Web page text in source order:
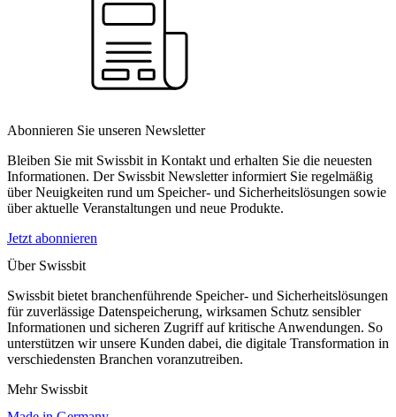
Abonnieren Sie unseren Newsletter
Bleiben Sie mit Swissbit in Kontakt und erhalten Sie die neuesten
Informationen. Der Swissbit Newsletter informiert Sie regelmäßig
über Neuigkeiten rund um Speicher- und Sicherheitslösungen sowie
über aktuelle Veranstaltungen und neue Produkte.
Jetzt abonnieren
Über Swissbit
Swissbit bietet branchenführende Speicher- und Sicherheitslösungen
für zuverlässige Datenspeicherung, wirksamen Schutz sensibler
Informationen und sicheren Zugriff auf kritische Anwendungen. So
unterstützen wir unsere Kunden dabei, die digitale Transformation in
verschiedensten Branchen voranzutreiben.
Mehr Swissbit